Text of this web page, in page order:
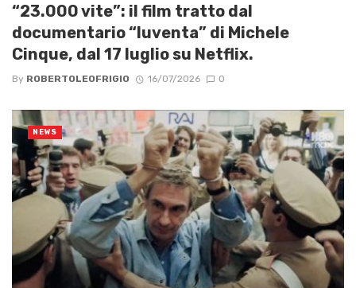
“23.000 vite”: il film tratto dal
documentario “Iuventa” di Michele
Cinque, dal 17 luglio su Netflix.
By ROBERTOLEOFRIGIO 16/07/2026 0
NEWS